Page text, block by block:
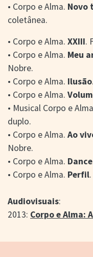
• Corpo e Alma. Novo
coletânea.
• Corpo e Alma. XXIII.
• Corpo e Alma. Meu
Nobre.
• Corpo e Alma. Ilusão
• Corpo e Alma.
• Musical Corpo e
duplo.
• Corpo e Alma. Ao
Nobre.
• Corpo e Alma. Dance
• Corpo e Alma. Perfil
Audiovisuais:
2013: Corpo e Alma: